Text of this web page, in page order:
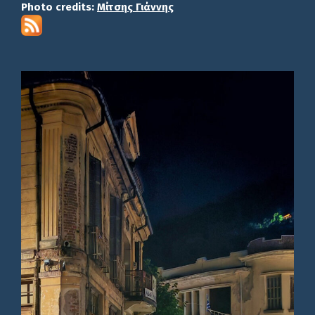
Photo credits: Μίτσης Γιάννης